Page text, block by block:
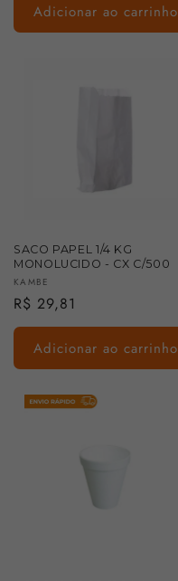
Adicionar ao carrinho
SACO PAPEL 1/4 KG
MONOLUCIDO - CX C/500
Fornecedor:
KAMBE
Preço
normal
R$ 29,81
Adicionar ao carrinho